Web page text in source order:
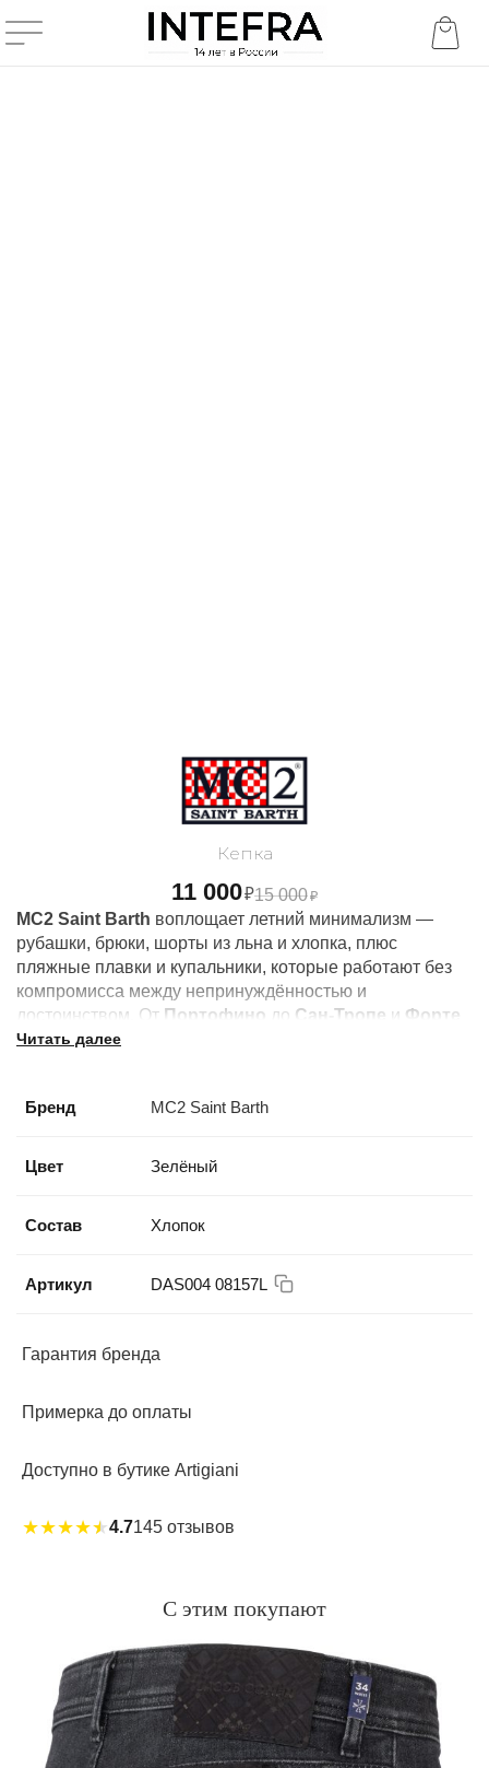
Кепка
11 000₽15 000₽
MC2 Saint Barth воплощает летний минимализм —
рубашки, брюки, шорты из льна и хлопка, плюс
пляжные плавки и купальники, которые работают без
компромисса между непринуждённостью и
достоинством. От Портофино до Сан-Тропе и Форте
дей Марми: это бренд лучших летних курортов.
Читать далее
Бренд MC2 Saint Barth
Цвет Зелёный
Состав Хлопок
Артикул DAS004 08157L
Гарантия бренда
Примерка до оплаты
Доступно в бутике Artigiani
★★★★★4.7145 отзывов
С этим покупают